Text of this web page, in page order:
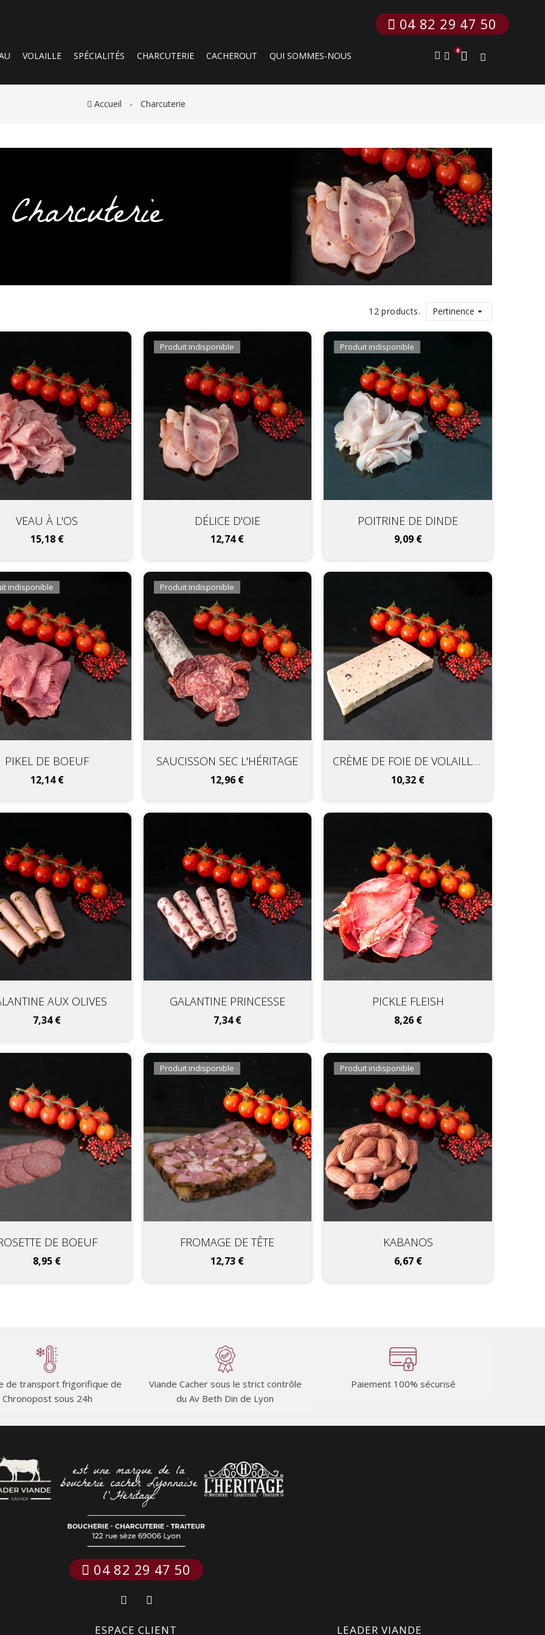
04 82 29 47 50
VOLAILLE SPÉCIALITÉS CHARCUTERIE CACHEROUT QUI SOMMES-NOUS 0
Accueil Charcuterie
Charcuterie
12 products. Pertinence 
VEAU À L'OS
Prix
15,18 €
Produit indisponible
DÉLICE D'OIE
Prix
12,74 €
Produit indisponible
POITRINE DE DINDE
Prix
9,09 €
indisponible
PIKEL DE BOEUF
Prix
12,14 €
Produit indisponible
SAUCISSON SEC L'HÉRITAGE
Prix
12,96 €
CRÈME DE FOIE DE VOLAILLE AUX MORILLES
Prix
10,32 €
AUX OLIVES
Prix
7,34 €
GALANTINE PRINCESSE
Prix
7,34 €
PICKLE FLEISH
Prix
8,26 €
DE BOEUF
Prix
8,95 €
Produit indisponible
FROMAGE DE TÊTE
Prix
12,73 €
Produit indisponible
KABANOS
Prix
6,67 €
de transport frigorifique de
Chronopost sous 24h
Viande Cacher sous le strict contrôle
du Av Beth Din de Lyon
Paiement 100% sécurisé
04 82 29 47 50
ESPACE CLIENT LEADER VIANDE